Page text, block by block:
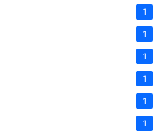
1
1
1
1
1
1